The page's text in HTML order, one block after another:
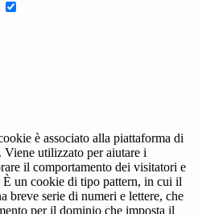
è associato alla piattaforma di
utilizzato per aiutare i
il comportamento dei visitatori e
È un cookie di tipo pattern, in cui il
breve serie di numeri e lettere, che
per il dominio che imposta il